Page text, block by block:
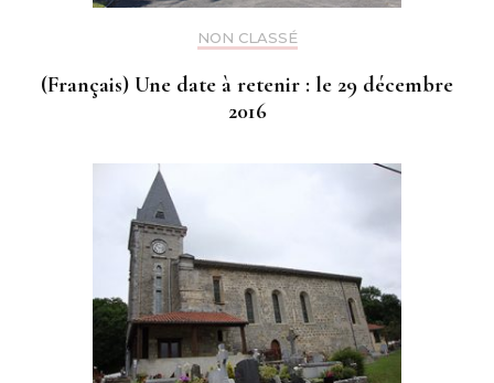
NON CLASSÉ
(Français) Une date à retenir : le 29 décembre
2016